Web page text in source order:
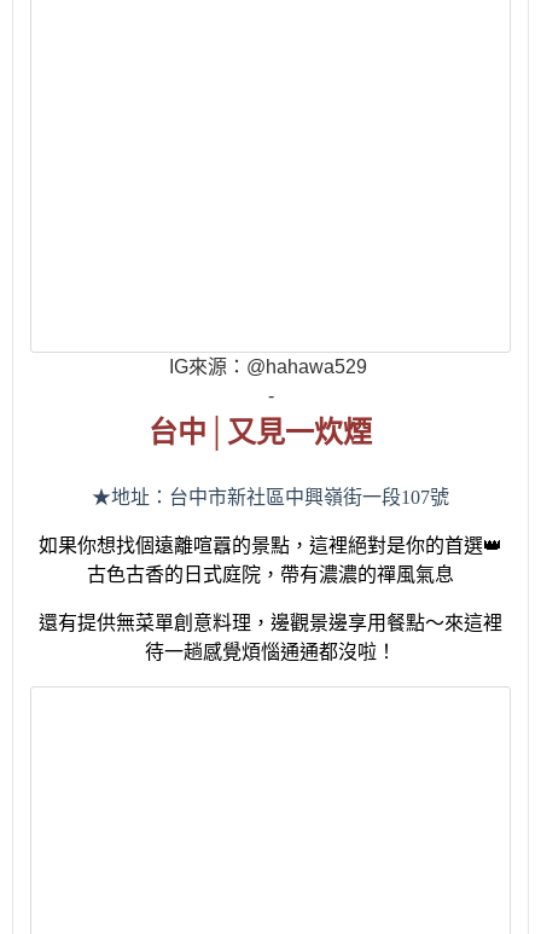
IG來源：@hahawa529
-
台中 又見一炊煙
★地址：台中市新社區中興嶺街一段107號
如果你想找個遠離喧囂的景點，這裡絕對是你的首選👑
古色古香的日式庭院，帶有濃濃的禪風氣息
還有提供無菜單創意料理，邊觀景邊享用餐點～來這裡
待一趟感覺煩惱通通都沒啦！